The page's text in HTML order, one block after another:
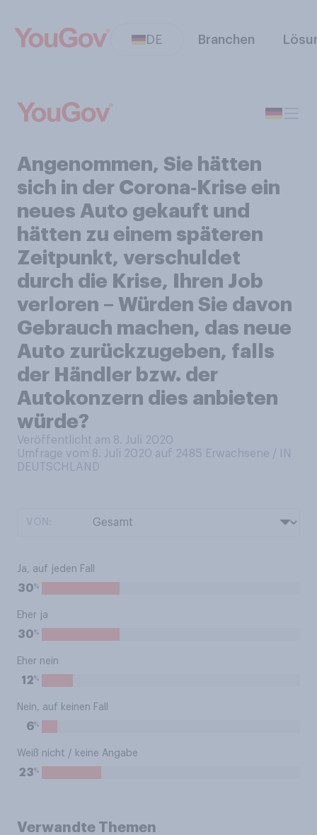
DE Branchen
Angenommen, Sie hätten
sich in der Corona‑Krise ein
neues Auto gekauft und
hätten zu einem späteren
Zeitpunkt, verschuldet
durch die Krise, Ihren Job
verloren – Würden Sie davon
Gebrauch machen, das neue
Auto zurückzugeben, falls
der Händler bzw. der
Autokonzern dies anbieten
würde?
Veröffentlicht am 8. Juli 2020
Umfrage vom 8. Juli 2020 auf 2485 Erwachsene / IN
DEUTSCHLAND
Ja, auf jeden Fall
30%
Eher ja
30%
Eher nein
12%
Nein, auf keinen Fall
6%
Weiß nicht / keine Angabe
23%
Verwandte Themen